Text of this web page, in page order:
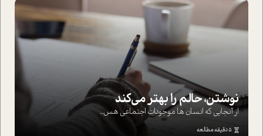
نوشتن، حالم را بهتر می‌کند
از آنجایی که انسان ها موجودات اجتماعی هس...
5 دقیقه مطالعه